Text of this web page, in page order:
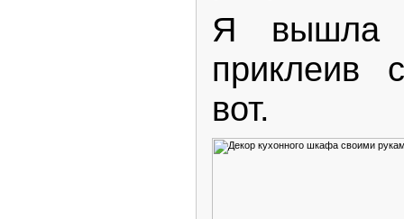
Я вышла
приклеив
вот.